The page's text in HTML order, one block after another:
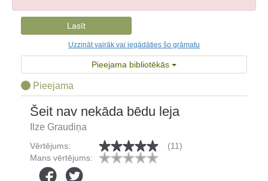
Lasīt
Uzzināt vairāk vai iegādāties šo grāmatu
Pieejama bibliotēkās
Pieejama
Šeit nav nekāda bēdu leja
Ilze Graudiņa
Vērtējums:
(11)
Mans vērtējums: